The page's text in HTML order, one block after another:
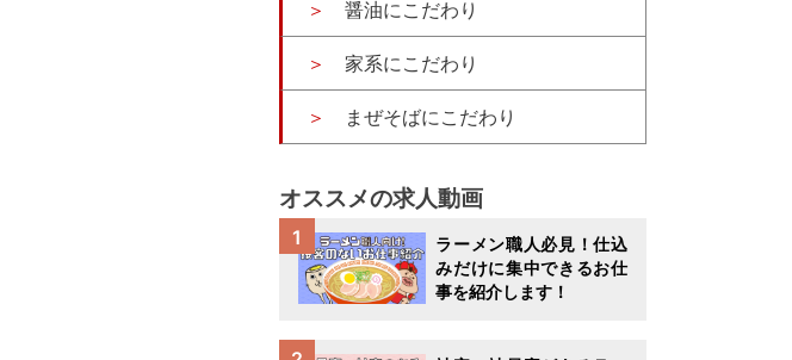
醤油にこだわり
家系にこだわり
まぜそばにこだわり
オススメの求人動画
ラーメン職人必見！仕込
みだけに集中できるお仕
事を紹介します！